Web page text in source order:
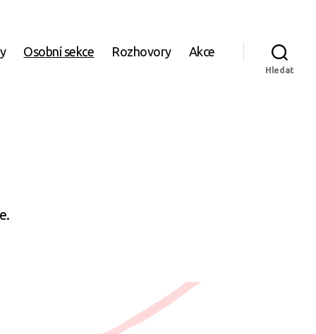
Osobní sekce Rozhovory Akce
Hledat